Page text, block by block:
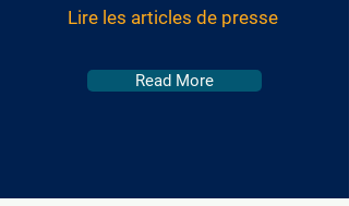
Lire les articles de presse
Read More